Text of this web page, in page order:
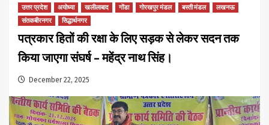
उत्तर प्रदेश अयोध्या खलीलाबाद गोंडा गोरखपुर मंडल बस्ती मंडल
लखनऊ
संतकबीरनगर
सिद्धार्थनगर
पत्रकार हितों की रक्षा के लिए सड़क से लेकर सदन तक
किया जाएगा संघर्ष – महेंद्र नाथ सिंह।
December 22, 2025